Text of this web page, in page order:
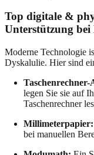
Top digitale &
Unterstützung bei
Moderne Technologie
Dyskalulie. Hier sind
Taschenrechner-
legen Sie sie auf
Taschenrechner
Millimeterpapier:
bei manuellen